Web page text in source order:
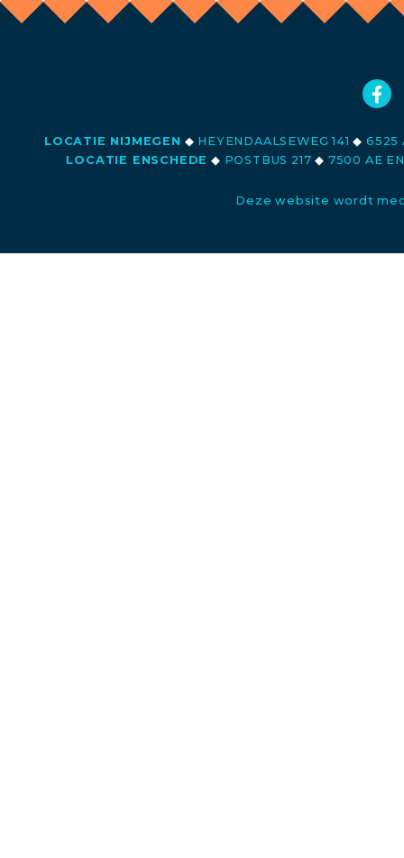
LOCATIE NIJMEGEN ◆ HEYENDAALSEWEG 141◆ 6525
LOCATIE ENSCHEDE ◆ POSTBUS 217◆ 7500 AE
Deze website wordt